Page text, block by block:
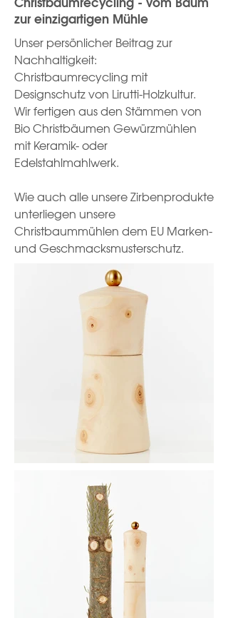
zur einzigartigen Mühle
Unser persönlicher Beitrag zur
Nachhaltigkeit:
Christbaumrecycling mit
Designschutz von Lirutti-Holzkultur.
Wir fertigen aus den Stämmen von
Bio Christbäumen Gewürzmühlen
mit Keramik- oder
Edelstahlmahlwerk.
Wie auch alle unsere Zirbenprodukte
unterliegen unsere
Christbaummühlen dem EU Marken-
und Geschmacksmusterschutz.